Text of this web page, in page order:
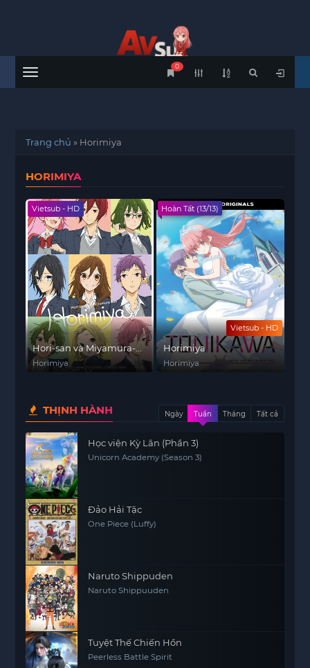
Menu
0
Trang chủ » Horimiya
HORIMIYA
Vietsub - HD
Hori-san và Miyamura-
kun
Horimiya
Vietsub - HD
Hoàn Tất (13/13)
Horimiya
Horimiya
THỊNH HÀNH Ngày Tuần Tháng Tất cả
Học viện Kỳ Lân (Phần 3)
Unicorn Academy (Season 3)
Đảo Hải Tặc
One Piece (Luffy)
Naruto Shippuden
Naruto Shippuuden
Tuyệt Thế Chiến Hồn
Peerless Battle Spirit